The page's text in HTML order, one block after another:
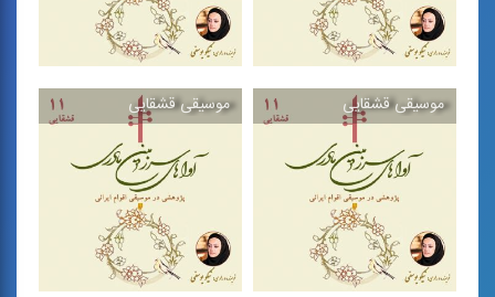
موسیقی مازندران،
قسمت اول
مجموعه كتاب‌هایی
«پژوهشی - موسیقایی» در
بررسی ...
موسیقی مازندران،
قسمت دوم
مجموعه كتاب‌هایی
«پژوهشی - موسیقایی» در
بررسی ...
موسیقی قشقایی موسیقی قشقایی